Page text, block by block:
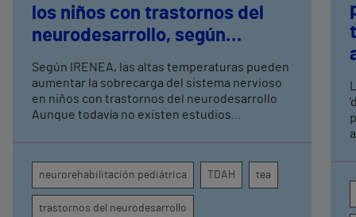
los niños con trastornos del
neurodesarrollo, según
neurorrehabilitación
pediátrica de Vithas
Según IRENEA, las altas temperaturas pueden
aumentar la sobrecarga del sistema nervioso
en niños con trastornos del neurodesarrollo
Aunque todavía no existen estudios
atención, la regulación emocional y la
conducta
neurorehabilitación pediátrica TDAH tea
trastornos del neurodesarrollo